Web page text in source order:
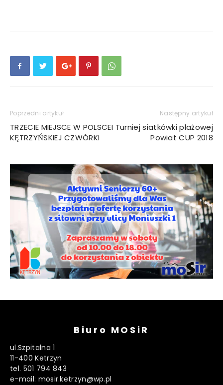
Poprzedni artykuł
TRZECIE MIEJSCE W POLSCE
KĘTRZYŃSKIEJ CZWÓRKI
Następny artykuł
I Turniej siatkówki plażowej
Powiat CUP 2018
Biuro MOSiR
ul.Szpitalna 1
11-400 Ketrzyn
tel. 501 794 843
e-mail: mosir.ketrzyn@wp.pl